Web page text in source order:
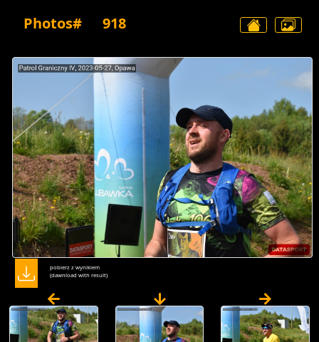
Photos# 918
pobierz z wynikiem
(dawnload with result)